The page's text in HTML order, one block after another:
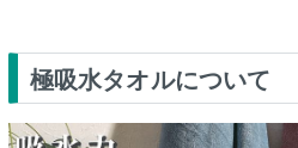
極吸水タオルについて